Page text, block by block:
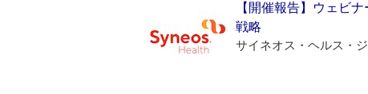
【開催報告】ウェビ
戦略
サイネオス・ヘルス・